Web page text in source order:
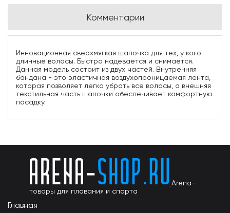
Комментарии
Инновационная сверхмягкая шапочка для тех, у кого
длинные волосы. Быстро надевается и снимается.
Данная модель состоит из двух частей. Внутренняя
бандана - это эластичная воздухопроницаемая лента,
которая позволяет легко убрать все волосы, а внешняя
текстильная часть шапочки обеспечивает комфортную
посадку.
Arena-
товары для плавания и спорта
Главная